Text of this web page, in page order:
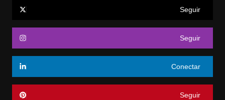
Seguir
Seguir
Conectar
Seguir